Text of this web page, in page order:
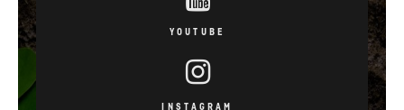
YOUTUBE
INSTAGRAM